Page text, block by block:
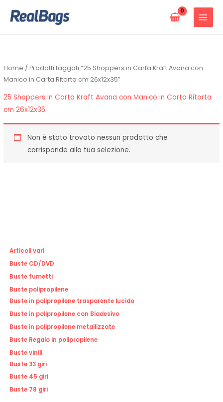
Home / Prodotti taggati “25 Shoppers in Carta Kraft Avana con
Manico in Carta Ritorta cm 26x12x35”
25 Shoppers in Carta Kraft Avana con Manico in Carta Ritorta
cm 26x12x35
Non è stato trovato nessun prodotto che
corrisponde alla tua selezione.
Articoli vari
Buste CD/DVD
Buste fumetti
Buste polipropilene
Buste in polipropilene trasparente lucido
Buste in polipropilene con Biadesivo
Buste in polipropilene metallizzate
Buste Regalo in polipropilene
Buste vinili
Buste 33 giri
Buste 45 giri
Buste 78 giri